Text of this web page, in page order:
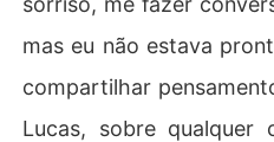
mas eu não estava
compartilhar
Lucas, sobre qualquer